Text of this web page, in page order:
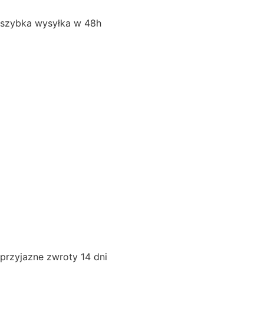
szybka wysyłka w 48h
przyjazne zwroty 14 dni